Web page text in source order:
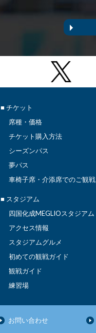
■ チケット
席種・価格
チケット購入方法
シーズンパス
夢パス
車椅子席・介添席でのご観戦
■ スタジアム
四国化成MEGLIOスタジアム
アクセス情報
スタジアムグルメ
初めての観戦ガイド
観戦ガイド
練習場
お問い合わせ